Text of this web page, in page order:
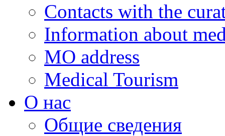
Contacts with the
Information about
MO address
Medical Tourism
О нас
Общие сведения